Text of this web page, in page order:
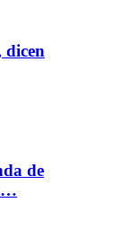
dicen
de